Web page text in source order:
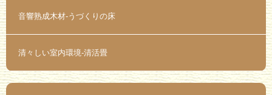
音響熟成木材-うづくりの床
清々しい室内環境-清活畳